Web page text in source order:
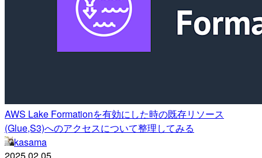
AWS Lake Formationを有効にした時の既存リソース
(Glue,S3)へのアクセスについて整理してみる
kasama
2025.02.05